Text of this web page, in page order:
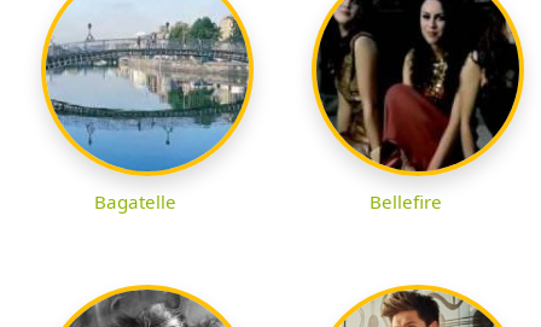
Bagatelle Bellefire